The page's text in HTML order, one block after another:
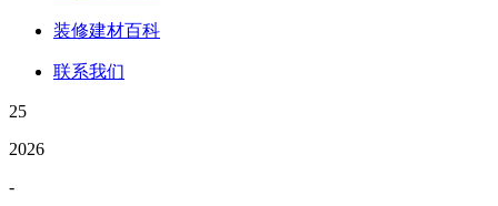
装修建材百科
联系我们
25
2026
-